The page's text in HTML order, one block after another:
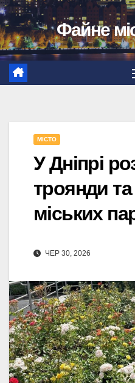
Перейти
до
вмісту
Файне
МІСТО
У Дніпрі
троянди
міських
ЧЕР 30, 2026